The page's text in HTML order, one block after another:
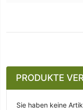
PRODUKTE
Sie haben keine